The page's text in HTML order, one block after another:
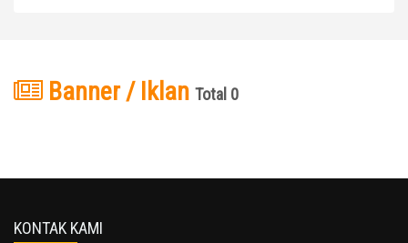
Banner / Iklan Total 0
KONTAK KAMI